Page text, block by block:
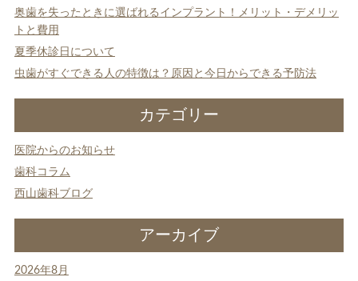
ョ
奥歯を失ったときに選ばれるインプラント！メリット・デメリッ
トと費用
夏季休診日について
虫歯がすぐできる人の特徴は？原因と今日からできる予防法
カテゴリー
医院からのお知らせ
歯科コラム
西山歯科ブログ
アーカイブ
2026年8月